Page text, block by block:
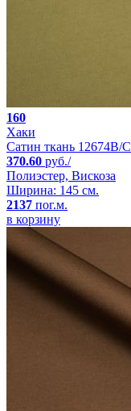
160
Хаки
Сатин ткань 12674B/
370.60 руб./
Полиэстер, Вискоза
Ширина: 145 см.
2137 пог.м.
в корзину